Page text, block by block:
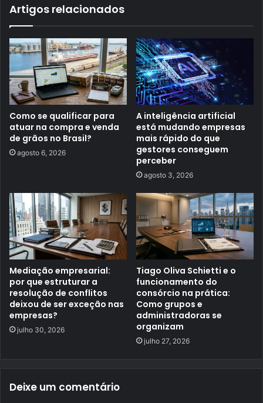
Artigos relacionados
Como se qualificar para
atuar na compra e venda
de grãos no Brasil?
agosto 6, 2026
A inteligência artificial
está mudando empresas
mais rápido do que
gestores conseguem
perceber
agosto 3, 2026
Mediação empresarial:
por que estruturar a
resolução de conflitos
deixou de ser exceção nas
empresas?
julho 30, 2026
Tiago Oliva Schietti e o
funcionamento do
consórcio na prática:
Como grupos e
administradoras se
organizam
julho 27, 2026
Deixe um comentário